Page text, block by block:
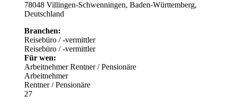
78048 Villingen-Schwenningen, Baden-Württemberg,
Deutschland
Branchen:
Reisebüro / -vermittler
Reisebüro / -vermittler
Für wen:
ArbeitnehmerRentner / Pensionäre
Arbeitnehmer
Rentner / Pensionäre
27